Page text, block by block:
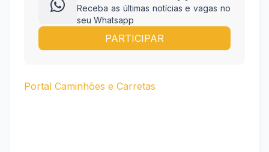
Receba as últimas notícias e vagas no
seu Whatsapp
PARTICIPAR
Portal Caminhões e Carretas